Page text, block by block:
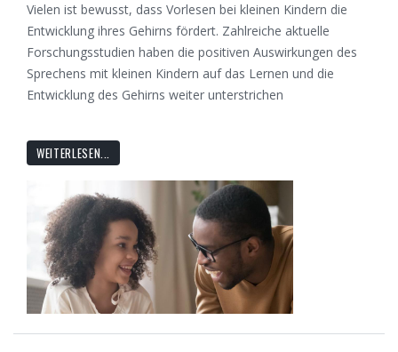
Vielen ist bewusst, dass Vorlesen bei kleinen Kindern die
Entwicklung ihres Gehirns fördert. Zahlreiche aktuelle
Forschungsstudien haben die positiven Auswirkungen des
Sprechens mit kleinen Kindern auf das Lernen und die
Entwicklung des Gehirns weiter unterstrichen
WEITERLESEN...